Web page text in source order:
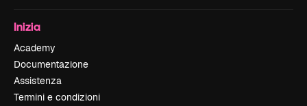
Inizia
Academy
Documentazione
Assistenza
Termini e condizioni